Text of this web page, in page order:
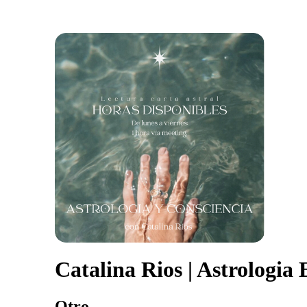
Catalina Rios | Astrologia